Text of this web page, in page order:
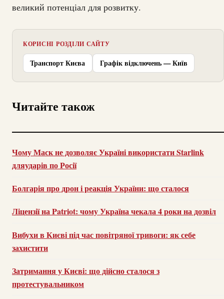
великий потенціал для розвитку.
КОРИСНІ РОЗДІЛИ САЙТУ
Транспорт Києва Графік відключень — Київ
Читайте також
Чому Маск не дозволяє Україні використати Starlink
дляударів по Росії
Болгарія про дрон і реакція України: що сталося
Ліцензії на Patriot: чому Україна чекала 4 роки на дозвіл
Вибухи в Києві під час повітряної тривоги: як себе
захистити
Затримання у Києві: що дійсно сталося з
протестувальником